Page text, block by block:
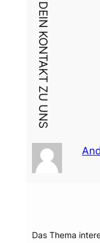
DEIN KONTAKT ZU UNS
Das Thema